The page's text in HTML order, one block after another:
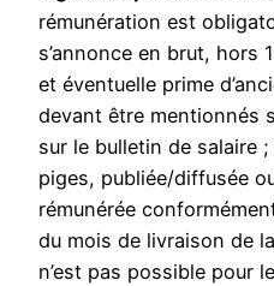
rémunération est
s’annonce en brut, hors
et éventuelle prime
devant être mentionnés
sur le bulletin de salaire
piges, publiée/diffusée
rémunérée
du mois de livraison de
n’est pas possible pour